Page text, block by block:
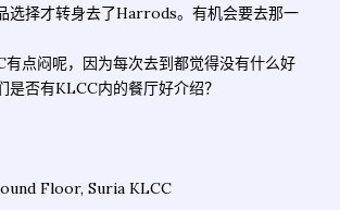
选择才转身去了Harrods。有机会要去那一
点闷呢，因为每次去到都觉得没有什么好
是否有KLCC内的餐厅好介绍？
Floor, Suria KLCC